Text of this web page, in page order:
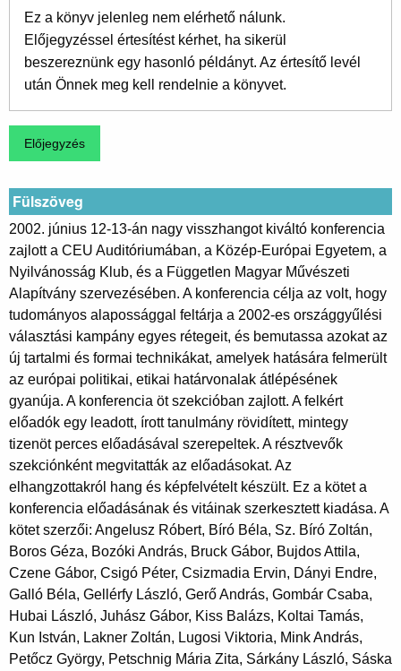
Ez a könyv jelenleg nem elérhető nálunk.
Előjegyzéssel értesítést kérhet, ha sikerül
beszereznünk egy hasonló példányt. Az értesítő levél
után Önnek meg kell rendelnie a könyvet.
Fülszöveg
2002. június 12-13-án nagy visszhangot kiváltó konferencia
zajlott a CEU Auditóriumában, a Közép-Európai Egyetem, a
Nyilvánosság Klub, és a Független Magyar Művészeti
Alapítvány szervezésében. A konferencia célja az volt, hogy
tudományos alapossággal feltárja a 2002-es országgyűlési
választási kampány egyes rétegeit, és bemutassa azokat az
új tartalmi és formai technikákat, amelyek hatására felmerült
az európai politikai, etikai határvonalak átlépésének
gyanúja. A konferencia öt szekcióban zajlott. A felkért
előadók egy leadott, írott tanulmány rövidített, mintegy
tizenöt perces előadásával szerepeltek. A résztvevők
szekciónként megvitatták az előadásokat. Az
elhangzottakról hang és képfelvételt készült. Ez a kötet a
konferencia előadásának és vitáinak szerkesztett kiadása. A
kötet szerzői: Angelusz Róbert, Bíró Béla, Sz. Bíró Zoltán,
Boros Géza, Bozóki András, Bruck Gábor, Bujdos Attila,
Czene Gábor, Csigó Péter, Csizmadia Ervin, Dányi Endre,
Galló Béla, Gellérfy László, Gerő András, Gombár Csaba,
Hubai László, Juhász Gábor, Kiss Balázs, Koltai Tamás,
Kun István, Lakner Zoltán, Lugosi Viktoria, Mink András,
Petőcz György, Petschnig Mária Zita, Sárkány László, Sáska